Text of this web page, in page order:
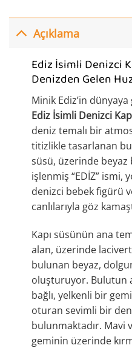
Açıklama
Ediz İsimli Denizci
Denizden Gelen
Minik Ediz’in
Ediz İsimli Denizci
deniz temalı bir
titizlikle tasarlanan
süsü, üzerinde
işlenmiş “EDİZ” ismi,
denizci bebek figürü
canlılarıyla göz
Kapı süsünün ana
alan, üzerinde lacivert
bulunan beyaz,
oluşturuyor. Bulutun
bağlı, yelkenli bir
oturan sevimli bir
bulunmaktadır. Mavi
geminin üzerinde